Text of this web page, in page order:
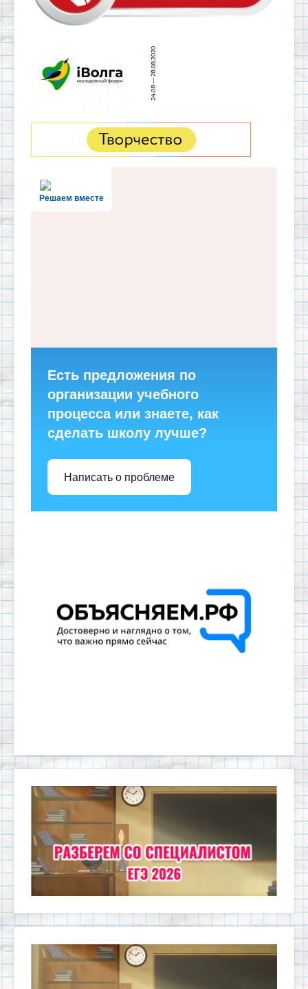
Решаем вместе
Есть предложения по
организации учебного
процесса или знаете, как
сделать школу лучше?
Написать о проблеме